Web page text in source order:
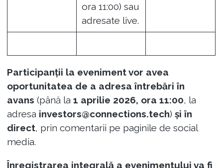
ora 11:00) sau
adresate live.
Participanții la eveniment vor avea
oportunitatea de a adresa întrebări în
avans (până la1 aprilie 2026, ora 11:00, la
adresa investors@connections.tech)și în
direct, prin comentarii pe paginile de social
media.
Înregistrarea integrală a evenimentului va fi